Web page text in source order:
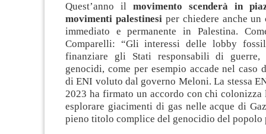
Quest’anno il movimento scenderà in
movimenti palestinesiper chiedere anche un
immediato e permanente in Palestina.
Comparelli: “Gli interessi delle lobby
finanziare gli Stati responsabili di guerre,
genocidi, come per esempio accade nel caso
di ENI voluto dal governo Meloni. La stessa
2023 ha firmato un accordo con chi colonizza
esplorare giacimenti di gas nelle acque di
pieno titolo complice del genocidio del popolo